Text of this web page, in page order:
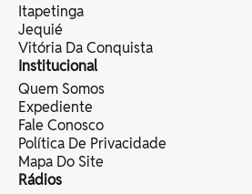
Itapetinga
Jequié
Vitória Da Conquista
Institucional
Quem Somos
Expediente
Fale Conosco
Política De Privacidade
Mapa Do Site
Rádios